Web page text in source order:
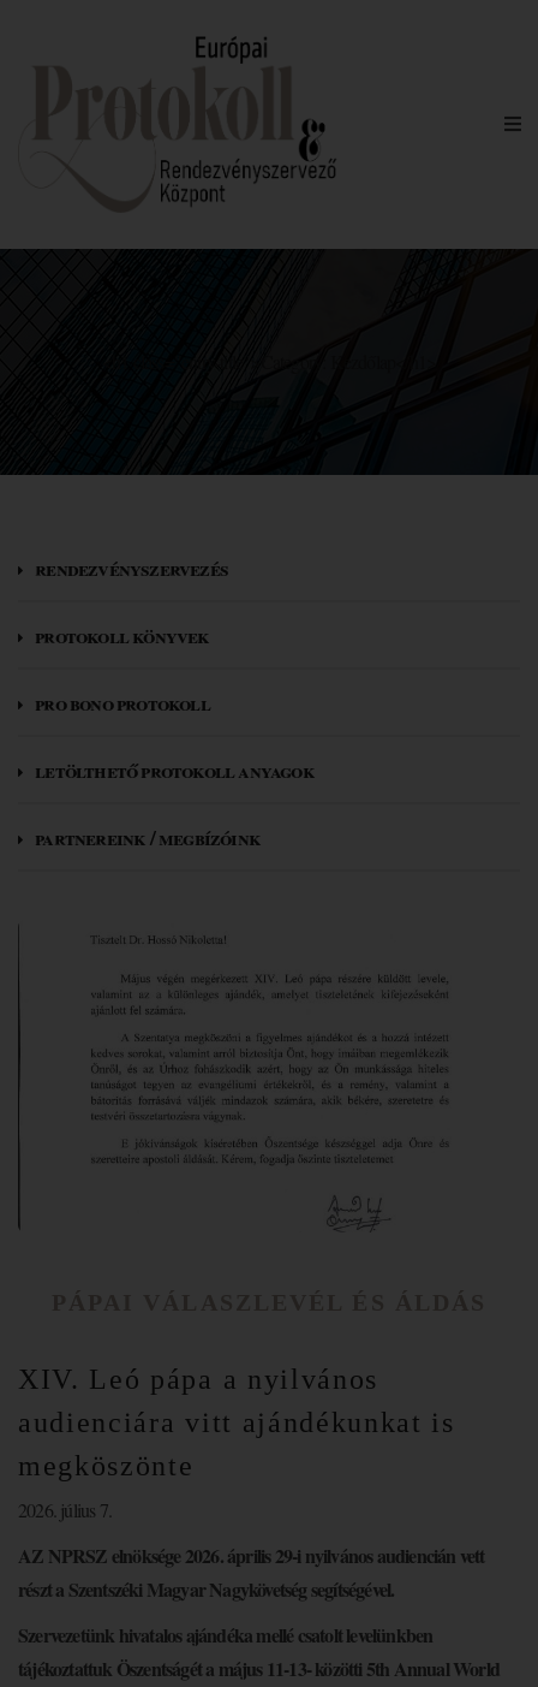
rendezvényszervezés
protokoll könyvek
pro bono protokoll
letölthető protokoll anyagok
partnereink / megbízóink
XIV. Leó pápa a nyilvános
audienciára vitt ajándékunkat is
megköszönte
2026. július 7.
AZ NPRSZ elnöksége 2026. április 29-i nyilvános audiencián vett
részt a Szentszéki Magyar Nagykövetség segítségével.
Szervezetünk hivatalos ajándéka mellé csatolt levelünkben
tájékoztattuk Öszentságét a május 11-13- közötti 5th Annual World